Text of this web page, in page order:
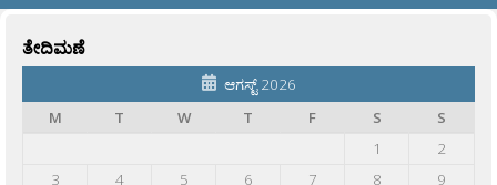
ತೇದಿಮಣೆ
ಆಗಸ್ಟ್ 2026
M
T W T F S
S
1
2
3
4 5 6 7 8
9